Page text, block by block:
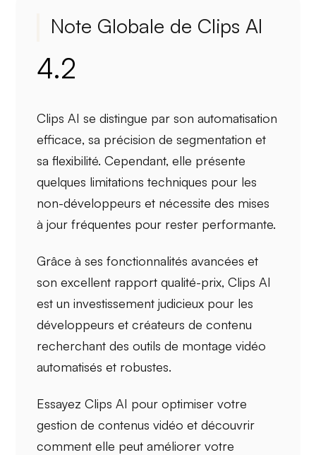
Note Globale de Clips AI
4.2
Clips AI se distingue par sonautomatisation
efficace, sa précision de segmentation et
sa flexibilité. Cependant, elle présente
quelques limitations techniques pour les
non-développeurs et nécessite des mises
à jour fréquentes pour rester performante.
Grâce à ses fonctionnalités avancées et
son excellent rapportqualité-prix, Clips AI
est un investissement judicieux pour les
développeurs et créateurs de contenu
recherchant des outils de montage vidéo
automatisés et robustes.
Essayez Clips AI pour optimiser votre
gestion de contenus vidéo et découvrir
comment elle peut améliorer votre